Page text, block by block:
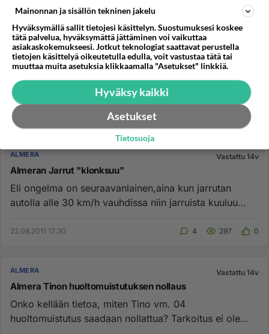
ALMERA Vastattu 14v
Almeran Jarrut "klonksuu"
Eli ongelma on seuraavanlainen,aina kun jarrutan
autolla alle 30 km/h vauhdissa niin jarruista kuuluu
22.08.2011 17:30 4 297 0
ALMERA Vastattu 14v
Almera Tinon huoltomuistutuksen nollaus
Onko kellään tietoa, miten Tino vm. 04
huoltomuistutus saadaan nollattua? Tarkoitus ei ole
Mainonnan ja sisällön tekninen jakelu
Hyväksymällä sallit tietojesi käsittelyn. Suostumuksesi koskee
tätä palvelua, hyväksymättä jättäminen voi vaikuttaa
asiakaskokemukseesi. Jotkut teknologiat saattavat perustella
tietojen käsittelyä oikeutetulla edulla, voit vastustaa tätä tai
muuttaa muita asetuksia klikkaamalla "Asetukset" linkkiä.
Hyväksy kaikki
Asetukset
Tietosuoja